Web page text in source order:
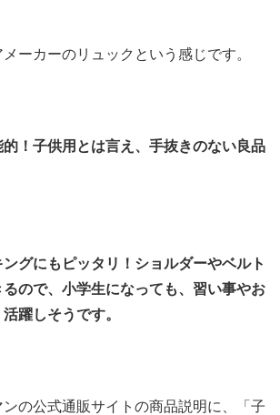
ーカーのリュックという感じです。
！子供用とは言え、手抜きのない良品
グにもピッタリ！ショルダーやベルト
ので、小学生になっても、習い事やお
躍しそうです。
の公式通販サイトの商品説明に、「子